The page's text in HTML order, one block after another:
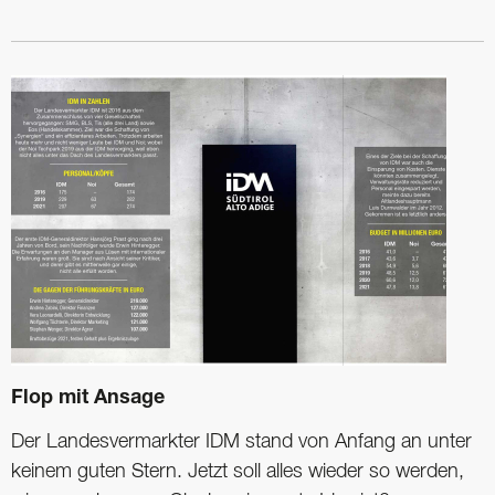
Flop mit Ansage
Der Landesvermarkter IDM stand von Anfang an unter
keinem guten Stern. Jetzt soll alles wieder so werden,